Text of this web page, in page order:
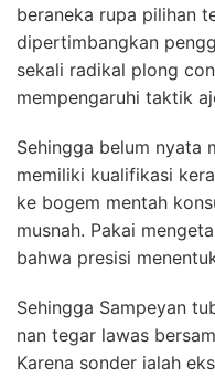
beraneka rupa pilihan
dipertimbangkan
sekali radikal plong
mempengaruhi taktik
Sehingga belum nyata
memiliki kualifikasi
ke bogem mentah
musnah. Pakai
bahwa presisi
Sehingga Sampeyan
nan tegar lawas
Karena sonder ialah